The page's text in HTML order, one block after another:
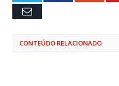
Email
CONTEÚDO RELACIONADO